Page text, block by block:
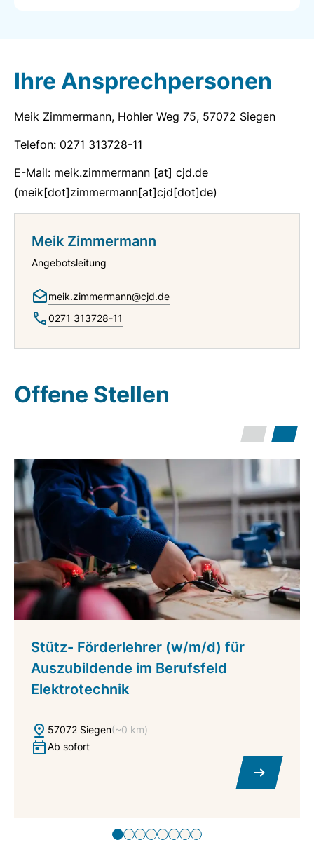
Ihre Ansprechpersonen
Meik Zimmermann, Hohler Weg 75, 57072 Siegen
Telefon: 0271 313728-11
E-Mail: meik.zimmermann [at] cjd.de
(meik[dot]zimmermann[at]cjd[dot]de)
Meik Zimmermann
Angebotsleitung
meik.zimmermann@cjd.de
0271 313728-11
Offene Stellen
Stütz- Förderlehrer (w/m/d) für
Auszubildende im Berufsfeld
Elektrotechnik
57072 Siegen(~0 km)
Ab sofort